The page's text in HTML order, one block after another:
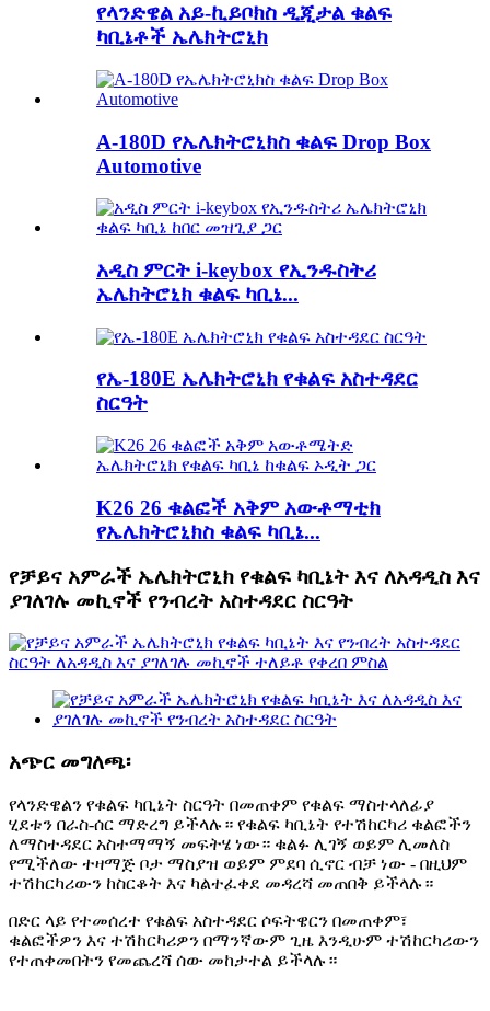
የላንድዌል አይ-ኪይቦክስ ዲጂታል ቁልፍ
ካቢኔቶች ኤሌክትሮኒክ
A-180D የኤሌክትሮኒክስ ቁልፍ Drop Box
Automotive
አዲስ ምርት i-keybox የኢንዱስትሪ
ኤሌክትሮኒክ ቁልፍ ካቢኔ...
የኤ-180E ኤሌክትሮኒክ የቁልፍ አስተዳደር
ስርዓት
K26 26 ቁልፎች አቅም አውቶማቲክ
የኤሌክትሮኒክስ ቁልፍ ካቢኔ...
የቻይና አምራች ኤሌክትሮኒክ የቁልፍ ካቢኔት እና ለአዳዲስ እና
ያገለገሉ መኪኖች የንብረት አስተዳደር ስርዓት
አጭር መግለጫ፡
የላንድዌልን የቁልፍ ካቢኔት ስርዓት በመጠቀም የቁልፍ ማስተላለፊያ
ሂደቱን በራስ-ሰር ማድረግ ይችላሉ። የቁልፍ ካቢኔት የተሽከርካሪ ቁልፎችን
ለማስተዳደር አስተማማኝ መፍትሄ ነው። ቁልፉ ሊገኝ ወይም ሊመለስ
የሚችለው ተዛማጅ ቦታ ማስያዝ ወይም ምደባ ሲኖር ብቻ ነው - በዚህም
ተሽከርካሪውን ከስርቆት እና ካልተፈቀደ መዳረሻ መጠበቅ ይችላሉ።
በድር ላይ የተመሰረተ የቁልፍ አስተዳደር ሶፍትዌርን በመጠቀም፣
ቁልፎችዎን እና ተሽከርካሪዎን በማንኛውም ጊዜ እንዲሁም ተሽከርካሪውን
የተጠቀመበትን የመጨረሻ ሰው መከታተል ይችላሉ።